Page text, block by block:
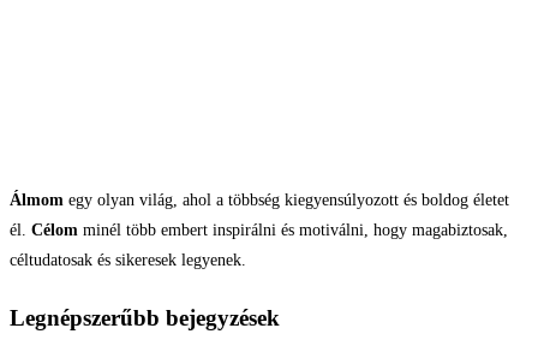
Álmom egy olyan világ, ahol a többség kiegyensúlyozott és boldog életet
él. Célom minél több embert inspirálni és motiválni, hogy magabiztosak,
céltudatosak és sikeresek legyenek.
Legnépszerűbb bejegyzések